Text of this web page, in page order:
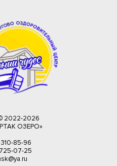
корпуса
не по прямому
скатерть
(большие)
(средние)
2022-2026
ОЗЕРО»
85-96
07-25